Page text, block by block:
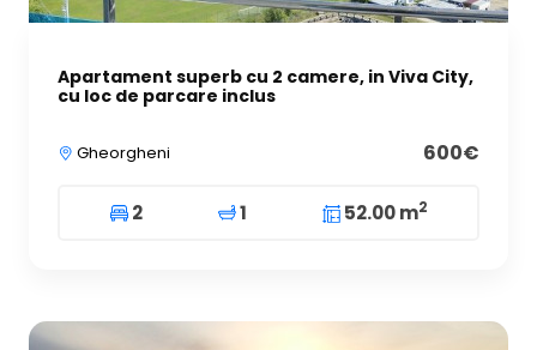
Apartament superb cu 2 camere, in Viva City,
cu loc de parcare inclus
Gheorgheni 600€
2 1 52.00 m2